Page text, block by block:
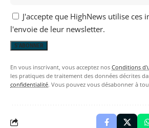
J'accepte que HighNews utilise
l'envoie de leur newsletter.
En vous inscrivant, vous acceptez nos Conditions
les pratiques de traitement des données décrites
confidentialité. Vous pouvez vous désabonner à